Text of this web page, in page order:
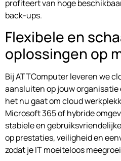
profiteert van hoge
back-ups.
Flexibele en
oplossingen op
Bij ATTComputer leveren we
aansluiten op jouw organisatie
het nu gaat om cloud
Microsoft 365 of hybride
stabiele en
op prestaties, veiligheid en
zodat je IT moeiteloos